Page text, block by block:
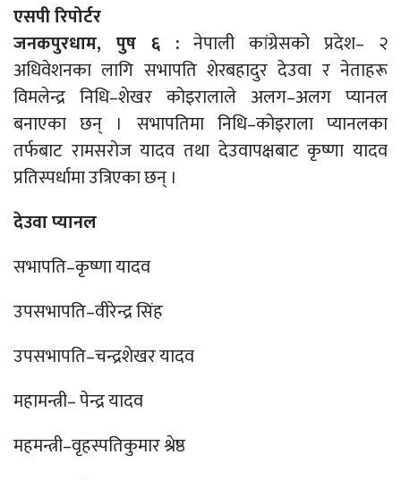
एसपी रिपोर्टर
जनकपुरधाम, पुष ६ : नेपाली कांग्रेसको प्रदेश– २
अधिवेशनका लागि सभापति शेरबहादुर देउवा र नेताहरू
विमलेन्द्र निधि–शेखर कोइरालाले अलग–अलग प्यानल
बनाएका छन् । सभापतिमा निधि–कोइराला प्यानलका
तर्फबाट रामसरोज यादव तथा देउवापक्षबाट कृष्णा यादव
प्रतिस्पर्धामा उत्रिएका छन् ।
देउवा प्यानल
सभापति–कृष्णा यादव
उपसभापति–वीरेन्द्र सिंह
उपसभापति–चन्द्रशेखर यादव
महामन्त्री– पेन्द्र यादव
महमन्त्री–वृहस्पतिकुमार श्रेष्ठ